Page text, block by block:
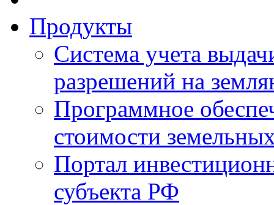
Продукты
Система учета
разрешений на
Программное
стоимости
Портал
субъекта РФ